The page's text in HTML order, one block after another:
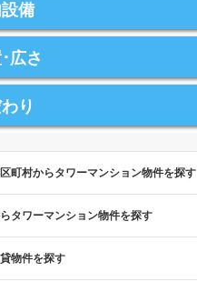
備
広さ
り
町村からタワーマンション物件を探す
タワーマンション物件を探す
物件を探す